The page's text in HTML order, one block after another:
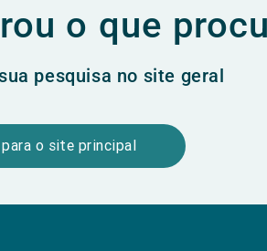
o que
pesquisa no site geral
o site principal